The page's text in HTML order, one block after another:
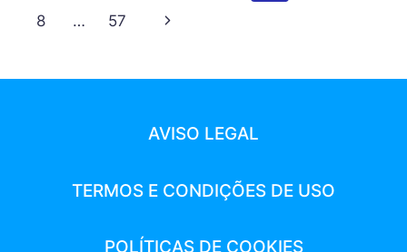
da
Anterior
8 … 57
Página
AVISO LEGAL
TERMOS E CONDIÇÕES DE USO
POLÍTICAS DE COOKIES